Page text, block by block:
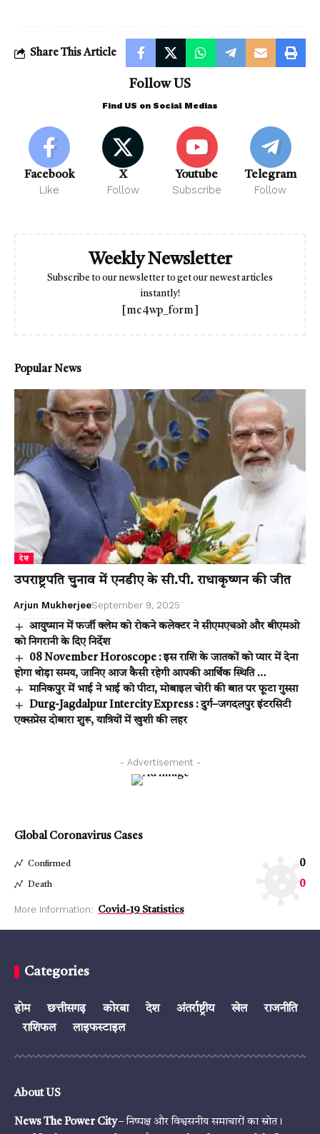
Share This Article
Follow US
Find US on Social Medias
Facebook
Like
X
Follow
Youtube
Subscribe
Telegram
Follow
Weekly Newsletter
Subscribe to our newsletter to get our newest articles
instantly!
[mc4wp_form]
Popular News
देश
उपराष्ट्रपति चुनाव में एनडीए के सी.पी. राधाकृष्णन की जीत
Arjun MukherjeeSeptember 9, 2025
आयुष्मान में फर्जी क्लेम को रोकने कलेक्टर ने सीएमएचओ और बीएमओ
को निगरानी के दिए निर्देश
08 November Horoscope : इस राशि के जातकों को प्यार में देना
होगा थोड़ा समय, जानिए आज कैसी रहेगी आपकी आर्थिक स्थिति …
मानिकपुर में भाई ने भाई को पीटा, मोबाइल चोरी की बात पर फूटा गुस्सा
Durg-Jagdalpur Intercity Express : दुर्ग–जगदलपुर इंटरसिटी
एक्सप्रेस दोबारा शुरू, यात्रियों में खुशी की लहर
- Advertisement -
Global Coronavirus Cases
Confirmed 0
Death 0
More Information: Covid-19 Statistics
Categories
होम छत्तीसगढ़ कोरबा देश अंतर्राष्ट्रीय खेल
राजनीति
राशिफल
लाइफस्टाइल
About US
News The Power City– निष्पक्ष और विश्वसनीय समाचारों का स्रोत।